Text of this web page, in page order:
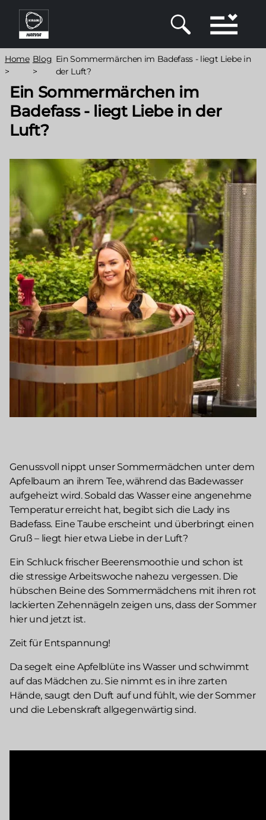
Direkt
Inhalt
Pfadnavigation
Home
>
Blog
>
Ein Sommermärchen im Badefass - liegt Liebe in
der Luft?
Ein Sommermärchen im
Badefass - liegt Liebe in der
Luft?
Genussvoll nippt unser Sommermädchen unter dem
Apfelbaum an ihrem Tee, während das Badewasser
aufgeheizt wird. Sobald das Wasser eine angenehme
Temperatur erreicht hat, begibt sich die Lady ins
Badefass. Eine Taube erscheint und überbringt einen
Gruß – liegt hier etwa Liebe in der Luft?
Ein Schluck frischer Beerensmoothie und schon ist
die stressige Arbeitswoche nahezu vergessen. Die
hübschen Beine des Sommermädchens mit ihren rot
lackierten Zehennägeln zeigen uns, dass der Sommer
hier und jetzt ist.
Zeit für Entspannung!
Da segelt eine Apfelblüte ins Wasser und schwimmt
auf das Mädchen zu. Sie nimmt es in ihre zarten
Hände, saugt den Duft auf und fühlt, wie der Sommer
und die Lebenskraft allgegenwärtig sind.